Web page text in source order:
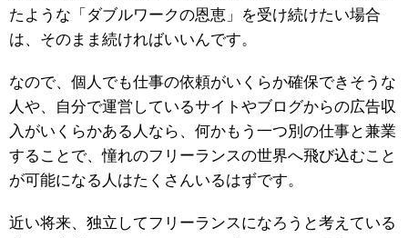
たような「ダブルワークの恩恵」を受け続けたい場合
は、そのまま続ければいいんです。
なので、個人でも仕事の依頼がいくらか確保できそうな
人や、自分で運営しているサイトやブログからの広告収
入がいくらかある人なら、何かもう一つ別の仕事と兼業
することで、憧れのフリーランスの世界へ飛び込むこと
が可能になる人はたくさんいるはずです。
近い将来、独立してフリーランスになろうと考えている